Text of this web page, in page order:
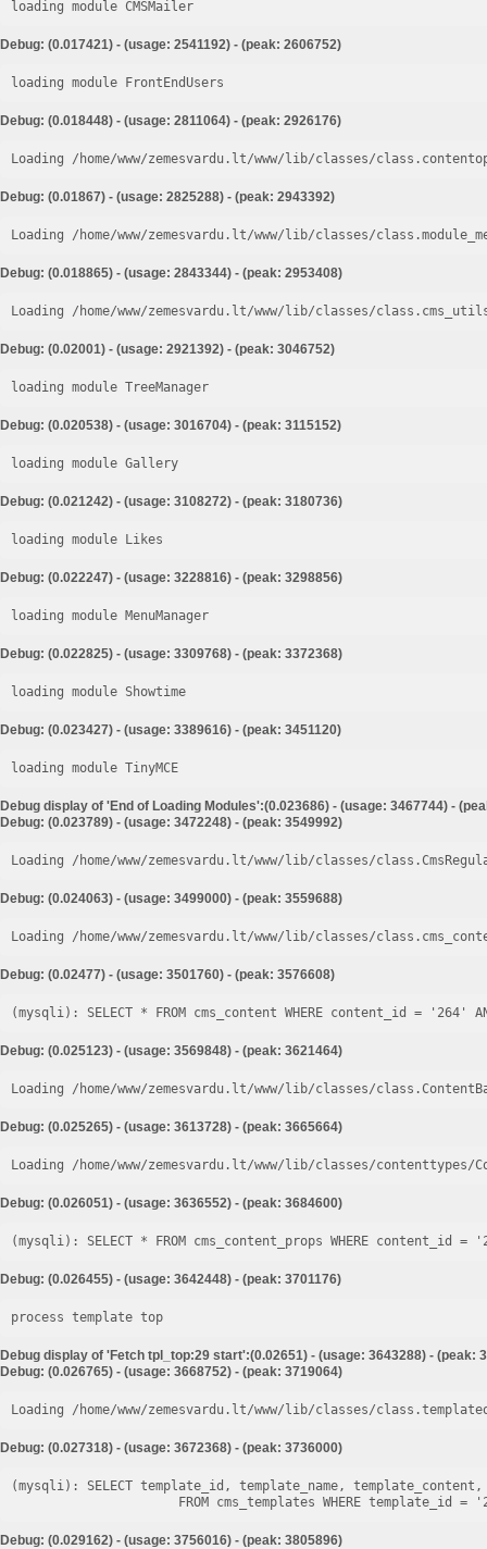
loading module CMSMailer
Debug: (0.017421) - (usage: 2541192) - (peak: 2606752)
loading module FrontEndUsers
Debug: (0.018448) - (usage: 2811064) - (peak: 2926176)
Loading /home/www/zemesvardu.lt/www/lib/classes/
Debug: (0.01867) - (usage: 2825288) - (peak: 2943392)
Loading /home/www/zemesvardu.lt/www/lib/classes/
Debug: (0.018865) - (usage: 2843344) - (peak: 2953408)
Loading /home/www/zemesvardu.lt/www/lib/classes/
Debug: (0.02001) - (usage: 2921392) - (peak: 3046752)
loading module TreeManager
Debug: (0.020538) - (usage: 3016704) - (peak: 3115152)
loading module Gallery
Debug: (0.021242) - (usage: 3108272) - (peak: 3180736)
loading module Likes
Debug: (0.022247) - (usage: 3228816) - (peak: 3298856)
loading module MenuManager
Debug: (0.022825) - (usage: 3309768) - (peak: 3372368)
loading module Showtime
Debug: (0.023427) - (usage: 3389616) - (peak: 3451120)
loading module TinyMCE
Debug display of 'End of Loading Modules':(0.023686) - (usage: 3467744) -
Debug: (0.023789) - (usage: 3472248) - (peak: 3549992)
Loading /home/www/zemesvardu.lt/www/lib/classes/
Debug: (0.024063) - (usage: 3499000) - (peak: 3559688)
Loading /home/www/zemesvardu.lt/www/lib/classes/
Debug: (0.02477) - (usage: 3501760) - (peak: 3576608)
Debug: (0.025123) - (usage: 3569848) - (peak: 3621464)
Loading /home/www/zemesvardu.lt/www/lib/classes/
Debug: (0.025265) - (usage: 3613728) - (peak: 3665664)
Loading /home/www/zemesvardu.lt/www/lib/classes/
Debug: (0.026051) - (usage: 3636552) - (peak: 3684600)
Debug: (0.026455) - (usage: 3642448) - (peak: 3701176)
process template top
Debug display of 'Fetch tpl_top:29 start':(0.02651) - (usage: 3643288) - (peak:
Debug: (0.026765) - (usage: 3668752) - (peak: 3719064)
Loading /home/www/zemesvardu.lt/www/lib/classes/
Debug: (0.027318) - (usage: 3672368) - (peak: 3736000)
(mysqli): SELECT template_id, template_name,
Debug: (0.029162) - (usage: 3756016) - (peak: 3805896)